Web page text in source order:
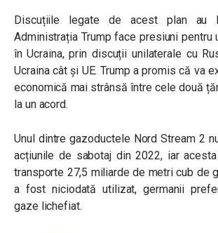
Discuțiile legate de acest plan
Administrația Trump face presiuni pentru
în Ucraina, prin discuții unilaterale cu
Ucraina cât și UE. Trump a promis că va
economică mai strânsă între cele două
la un acord.
Unul dintre gazoductele Nord Stream 2
acțiunile de sabotaj din 2022, iar
transporte 27,5 miliarde de metri cub de
a fost niciodată utilizat, germanii
gaze lichefiat.